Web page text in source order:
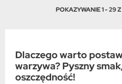
POKAZYWANIE 1 - 29
Dlaczego warto
warzywa? Pyszny
oszczędność!